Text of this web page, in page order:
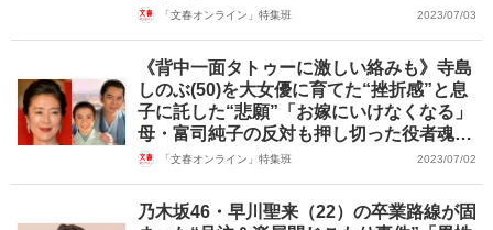
「文春オンライン」特集班 2023/07/03
《背中一面タトゥーに激しい絡みも》寺島
しのぶ(50)を大女優に育てた“挫折感”と息
子に託した“悲願”「お嫁にいけなくなる」
母・富司純子の反対も押し切った役者魂…
「文春オンライン」特集班 2023/07/02
乃木坂46・早川聖来（22）の卒業路線が固